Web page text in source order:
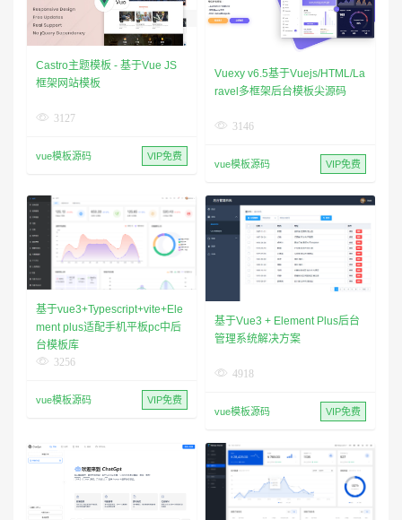
Castro主题模板 - 基于Vue JS
框架网站模板
3127
vue模板源码 VIP免费
Vuexy v6.5基于Vuejs/HTML/La
ravel多框架后台模板尖源码
3146
vue模板源码 VIP免费
基于vue3+Typescript+vite+Ele
ment plus适配手机平板pc中后
台模板库
3256
vue模板源码 VIP免费
基于Vue3 + Element Plus后台
管理系统解决方案
4918
vue模板源码 VIP免费